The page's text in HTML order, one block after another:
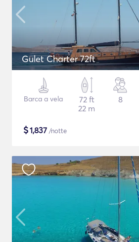
Gulet Charter 72ft
Barca a vela
72 ft
22 m
8
$1,837 /notte